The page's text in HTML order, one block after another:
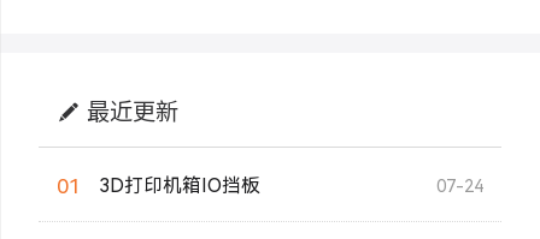
最近更新
01 3D打印机箱IO挡板 07-24